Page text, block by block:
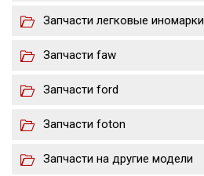
Запчасти легковые иномарки
Запчасти faw
Запчасти ford
Запчасти foton
Запчасти на другие модели